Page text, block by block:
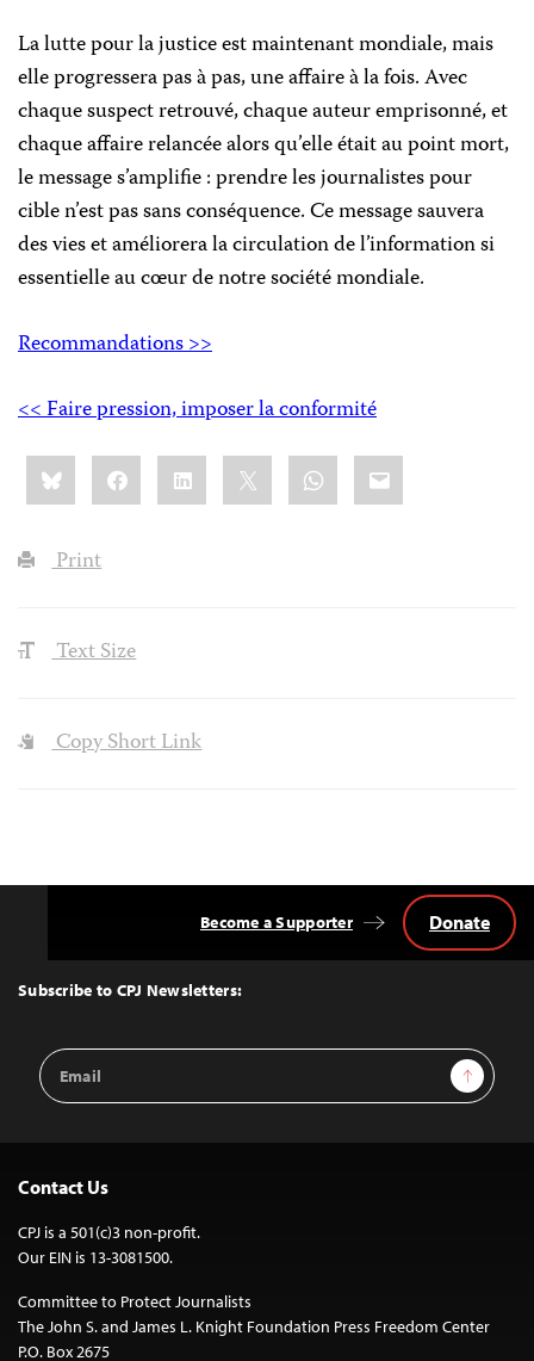
La lutte pour la justice est maintenant mondiale, mais
elle progressera pas à pas, une affaire à la fois. Avec
chaque suspect retrouvé, chaque auteur emprisonné, et
chaque affaire relancée alors qu’elle était au point mort,
le message s’amplifie : prendre les journalistes pour
cible n’est pas sans conséquence. Ce message sauvera
des vies et améliorera la circulation de l’information si
essentielle au cœur de notre société mondiale.
Recommandations >>
<< Faire pression, imposer la conformité
Share
this:BlueskyFacebookLinkedIn WhatsApp
Email
Print
Text Size
Copy Short Link
Top
Subscribe to CPJ Newsletters:
Email
Address
Sign Up
Become a Supporter Donate
Contact Us
CPJ is a 501(c)3 non-profit.
Our EIN is 13-3081500.
Committee to Protect Journalists
The John S. and James L. Knight Foundation Press Freedom Center
P.O. Box 2675